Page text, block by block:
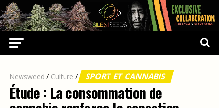
Newsweed / Culture / SPORT ET CANNABIS
Étude : La consommation de